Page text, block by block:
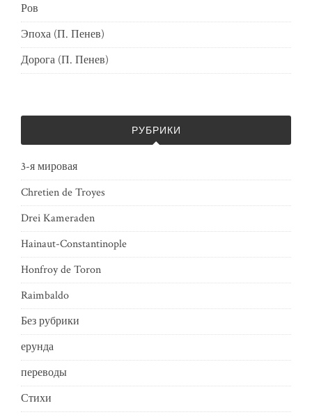
Ров
Эпоха (П. Пенев)
Дорога (П. Пенев)
РУБРИКИ
3-я мировая
Chretien de Troyes
Drei Kameraden
Hainaut-Constantinople
Honfroy de Toron
Raimbaldo
Без рубрики
ерунда
переводы
Стихи